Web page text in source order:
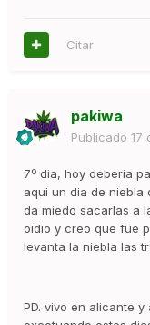
Citar
pakiwa
Publicado 17
7º dia, hoy deberia
aqui un dia de niebla
da miedo sacarlas a
oidio y creo que fue
levanta la niebla las
PD. vivo en alicante